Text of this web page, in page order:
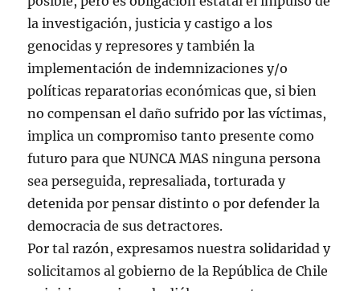
la investigación, justicia y castigo a los
genocidas y represores y también la
implementación de indemnizaciones y/o
políticas reparatorias económicas que, si bien
no compensan el daño sufrido por las víctimas,
implica un compromiso tanto presente como
futuro para que NUNCA MAS ninguna persona
sea perseguida, represaliada, torturada y
detenida por pensar distinto o por defender la
democracia de sus detractores.
Por tal razón, expresamos nuestra solidaridad y
solicitamos al gobierno de la República de Chile